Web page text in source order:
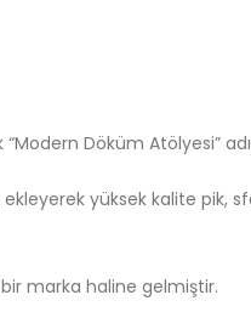
Döküm Atölyesi”
yüksek kalite pik,
marka haline gelmiştir.